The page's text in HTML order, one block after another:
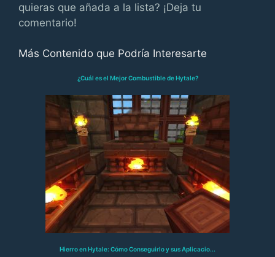
quieras que añada a la lista? ¡Deja tu
comentario!
Más Contenido que Podría Interesarte
¿Cuál es el Mejor Combustible de Hytale?
Hierro en Hytale: Cómo Conseguirlo y sus Aplicacio...